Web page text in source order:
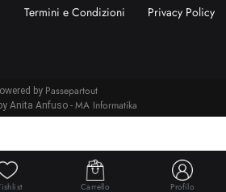
Termini e Condizioni Privacy Policy
Carrello Profilo
by Passepartout
Anita Anfuso - MA Informatika